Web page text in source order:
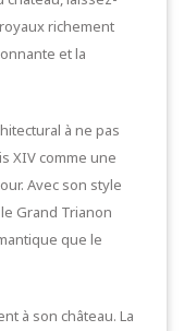
richement
et la
à ne pas
XIV comme une
Avec son style
Grand Trianon
que le
à son château. La